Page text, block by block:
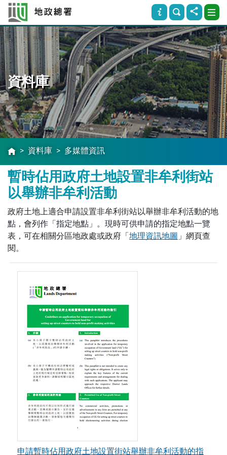
資料庫
資料庫 多媒體資訊
暫時佔用政府土地設置非牟利街站
以舉辦非牟利活動
政府土地上適合申請設置非牟利街站以舉辦非牟利活動的地
點，會列作「指定地點」。現時可供申請的指定地點一覽
表，可在相關分區地政處或政府「地理資訊地圖」網頁查
閱。
申請暫時佔用政府土地設置街站舉辦非牟利活動的指